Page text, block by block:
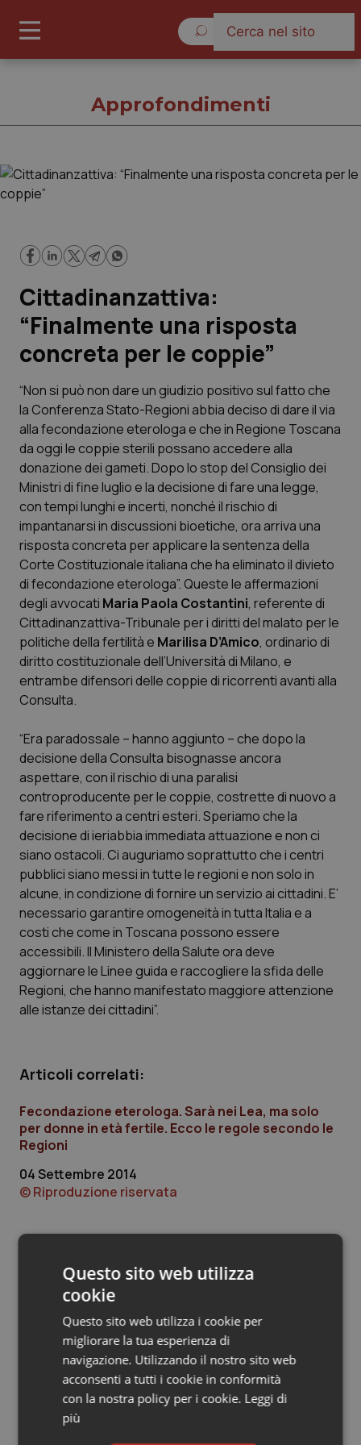
Governo e Parlamento
Regioni e Asl
Lavoro e Professioni
Scienza e Farmaci
Studi e Analisi
Lettere al direttore
Edizioni Regionali
QS Pro
Professionisti Sanitari.AI
Abruzzo
Basilicata
Calabria
Campania
Emilia-Romagna
Friuli Venezia Giulia
Lazio
Liguria
Lombardia
Molise
Piemonte
Provincia Autonoma di Bolzano
Provincia Autonoma di Trento
Puglia
Sardegna
Sicilia
Toscana
Umbria
QS Pro Gold
Artrite & artrosi
Asma & BPCO
Car-T
Colesterolo & coronaropatie
Dermatite Atopica
Diabete & glucometri
Disturbi dell’umore
Dolore
Epatiti
HIV
Infezioni & Febbre
Ipertensione & Scompenso
Malattie rare
Malattia di Crohn & Rettocolite Ulcerosa
Neuroscienze & patologie neurodegenerative
Obesità
Oftalmologia
QS Club Newsletter
Approfondimenti
Cittadinanzattiva:
“Finalmente una risposta
concreta per le coppie”
“Non si può non dare un giudizio positivo sul fatto che
la Conferenza Stato-Regioni abbia deciso di dare il via
alla fecondazione eterologa e che in Regione Toscana
da oggi le coppie sterili possano accedere alla
donazione dei gameti. Dopo lo stop del Consiglio dei
Ministri di fine luglio e la decisione di fare una legge,
con tempi lunghi e incerti, nonché il rischio di
impantanarsi in discussioni bioetiche, ora arriva una
risposta concreta per applicare la sentenza della
Corte Costituzionale italiana che ha eliminato il divieto
di fecondazione eterologa”. Queste le affermazioni
degli avvocati Maria Paola Costantini, referente di
Cittadinanzattiva-Tribunale per i diritti del malato per le
politiche della fertilità e Marilisa D’Amico, ordinario di
diritto costituzionale dell’Università di Milano, e
entrambe difensori delle coppie di ricorrenti avanti alla
Consulta.
“Era paradossale – hanno aggiunto – che dopo la
decisione della Consulta bisognasse ancora
aspettare, con il rischio di una paralisi
controproducente per le coppie, costrette di nuovo a
fare riferimento a centri esteri. Speriamo che la
decisione di ieriabbia immediata attuazione e non ci
siano ostacoli. Ci auguriamo soprattutto che i centri
pubblici siano messi in tutte le regioni e non solo in
alcune, in condizione di fornire un servizio ai cittadini. E’
necessario garantire omogeneità in tutta Italia e a
costi che come in Toscana possono essere
accessibili. Il Ministero della Salute ora deve
aggiornare le Linee guida e raccogliere la sfida delle
Regioni, che hanno manifestato maggiore attenzione
alle istanze dei cittadini”.
Articoli correlati:
Fecondazione eterologa. Sarà nei Lea, ma solo
per donne in età fertile. Ecco le regole secondo le
Regioni
04 Settembre 2014
© Riproduzione riservata
Ultime analisi e review da QS Pro
Gold
Cloud sanitario: infrastrutture,
compliance, GDPR e Risk management
Gestione dell'Ipertensione resistente:
Questo sito web utilizza
cookie
Questo sito web utilizza i cookie per
migliorare la tua esperienza di
navigazione. Utilizzando il nostro sito web
acconsenti a tutti i cookie in conformità
con la nostra policy per i cookie. Leggi di
più